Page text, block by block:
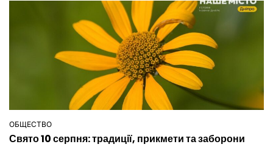
ОПУБЛІКУВАТИ
У
ОБЩЕСТВО
Свято 10 серпня: традиції, прикмети та заборони